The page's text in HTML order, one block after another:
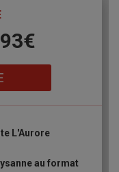
L'Aurore
au format